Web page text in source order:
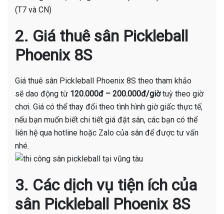
(T7 và CN)
2. Giá thuê sân Pickleball
Phoenix 8S
Giá thuê sân Pickleball Phoenix 8S theo tham khảo
sẽ dao động từ 120.000đ – 200.000đ/giờtuỳ theo giờ
chơi. Giá có thể thay đổi theo tình hình giờ giấc thực tế,
nếu bạn muốn biết chi tiết giá đặt sân, các bạn có thể
liên hệ qua hotline hoặc Zalo của sân để được tư vấn
nhé.
3. Các dịch vụ tiện ích của
sân Pickleball Phoenix 8S